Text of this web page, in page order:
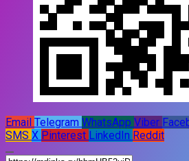
Email Telegram WhatsApp Viber
SMS X Pinterest LinkedIn Reddit